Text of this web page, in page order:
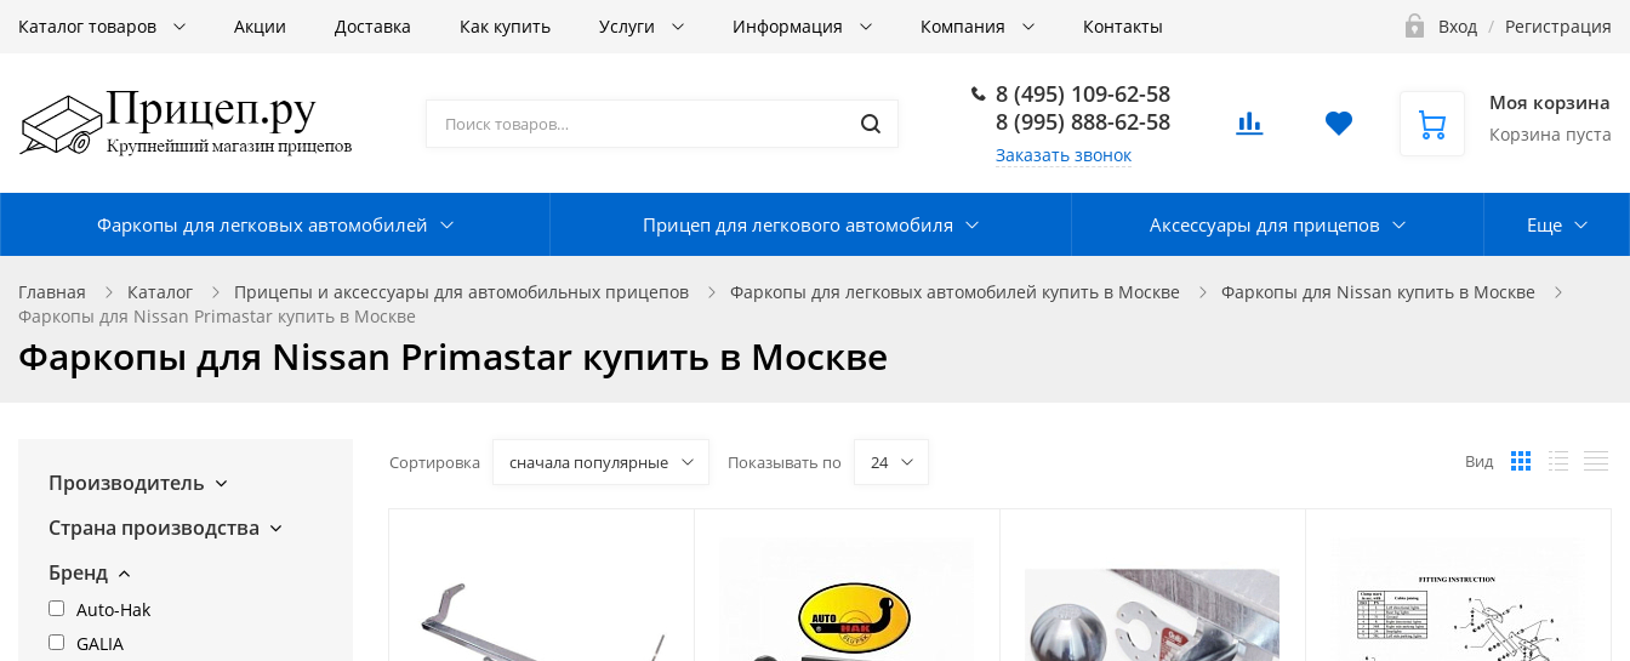
Каталог товаров Акции Доставка Как купить Услуги Информация Компания Контакты Вход / Регистрация
8 (495) 109-62-58
8 (995) 888-62-58
Заказать звонок
Моя корзина
Корзина пуста
Фаркопы для легковых автомобилей Прицеп для легкового автомобиля Аксессуары для прицепов Еще
Главная Каталог Прицепы и аксессуары для автомобильных прицепов Фаркопы для легковых автомобилей купить в Москве
Фаркопы для Nissan купить в Москве
Фаркопы для Nissan Primastar купить в Москве
Фаркопы для Nissan Primastar купить в Москве
Производитель
Страна производства
Бренд
Auto-Hak
GALIA
Сортировка сначала популярные Показывать по 24 Вид